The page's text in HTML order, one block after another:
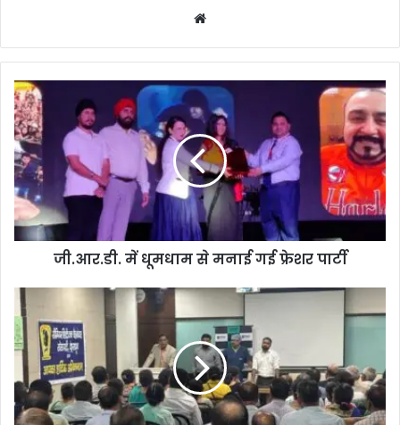
te
जी.आर.डी. में धूमधाम से मनाई गई फ्रेशर पार्टी